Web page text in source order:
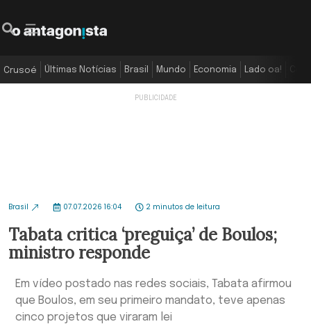
Crusoé Últimas Notícias Brasil Mundo Economia Lado oa!
Brasil 07.07.2026 16:04 2 minutos de leitura
Tabata critica ‘preguiça’ de Boulos;
ministro responde
Em vídeo postado nas redes sociais, Tabata afirmou
que Boulos, em seu primeiro mandato, teve apenas
cinco projetos que viraram lei